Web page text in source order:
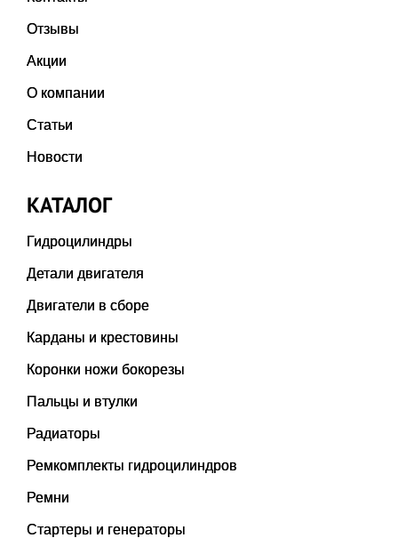
Отзывы
Акции
О компании
Статьи
Новости
КАТАЛОГ
Гидроцилиндры
Детали двигателя
Двигатели в сборе
Карданы и крестовины
Коронки ножи бокорезы
Пальцы и втулки
Радиаторы
Ремкомплекты гидроцилиндров
Ремни
Стартеры и генераторы